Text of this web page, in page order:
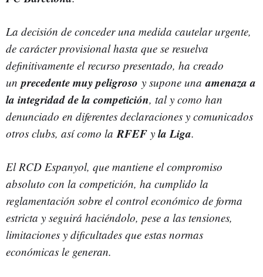
La decisión de conceder una medida cautelar urgente,
de carácter provisional hasta que se resuelva
definitivamente el recurso presentado, ha creado
unprecedente muy peligroso y supone unaamenaza a
la integridad de la competición, tal y como han
denunciado en diferentes declaraciones y comunicados
otros clubs, así como laRFEF y la Liga.
El RCD Espanyol, que mantiene el compromiso
absoluto con la competición, ha cumplido la
reglamentación sobre el control económico de forma
estricta y seguirá haciéndolo, pese a las tensiones,
limitaciones y dificultades que estas normas
económicas le generan.